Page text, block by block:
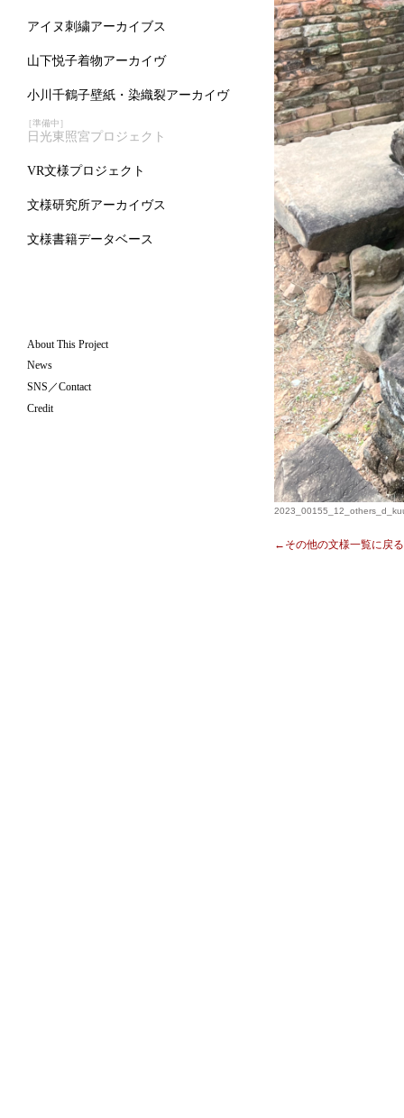
アイヌ刺繍アーカイブス
山下悦子着物アーカイヴ
小川千鶴子壁紙・染織裂アーカイヴ
［準備中］
日光東照宮プロジェクト
VR文様プロジェクト
文様研究所アーカイヴス
文様書籍データベース
About This Project
News
SNS／Contact
Credit
←その他の文様一覧に戻る